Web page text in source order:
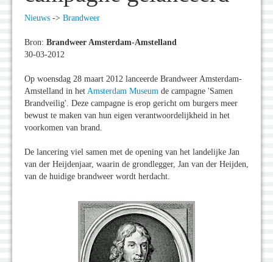
Nieuws -> Brandweer
Bron: Brandweer Amsterdam-Amstelland
30-03-2012
Op woensdag 28 maart 2012 lanceerde Brandweer Amsterdam-
Amstelland in het Amsterdam Museum de campagne 'Samen
Brandveilig'. Deze campagne is erop gericht om burgers meer
bewust te maken van hun eigen verantwoordelijkheid in het
voorkomen van brand.
De lancering viel samen met de opening van het landelijke Jan
van der Heijdenjaar, waarin de grondlegger, Jan van der Heijden,
van de huidige brandweer wordt herdacht.